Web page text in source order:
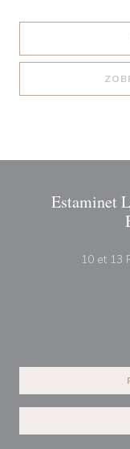
Estaminet
10 et 13